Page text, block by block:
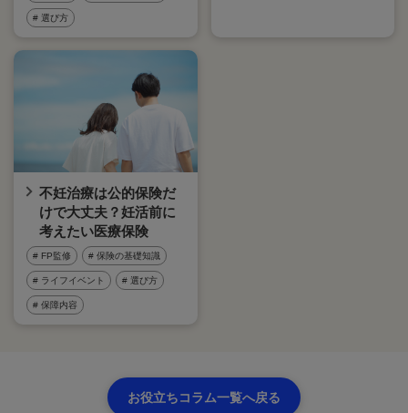
# 選び方
不妊治療は公的保険だ
けで大丈夫？妊活前に
考えたい医療保険
# FP監修 # 保険の基礎知識
# ライフイベント # 選び方
# 保障内容
お役立ちコラム一覧へ戻る